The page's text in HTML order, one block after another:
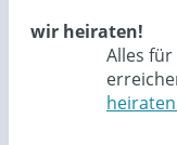
wir heiraten!
Alles